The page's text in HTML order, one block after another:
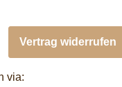
Vertrag widerrufen
via: